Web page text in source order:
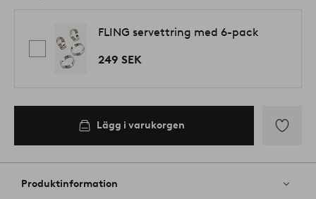
FLING servettring med 6-pack
249 SEK
Lägg i varukorgen
till
favoriter
Produktinformation